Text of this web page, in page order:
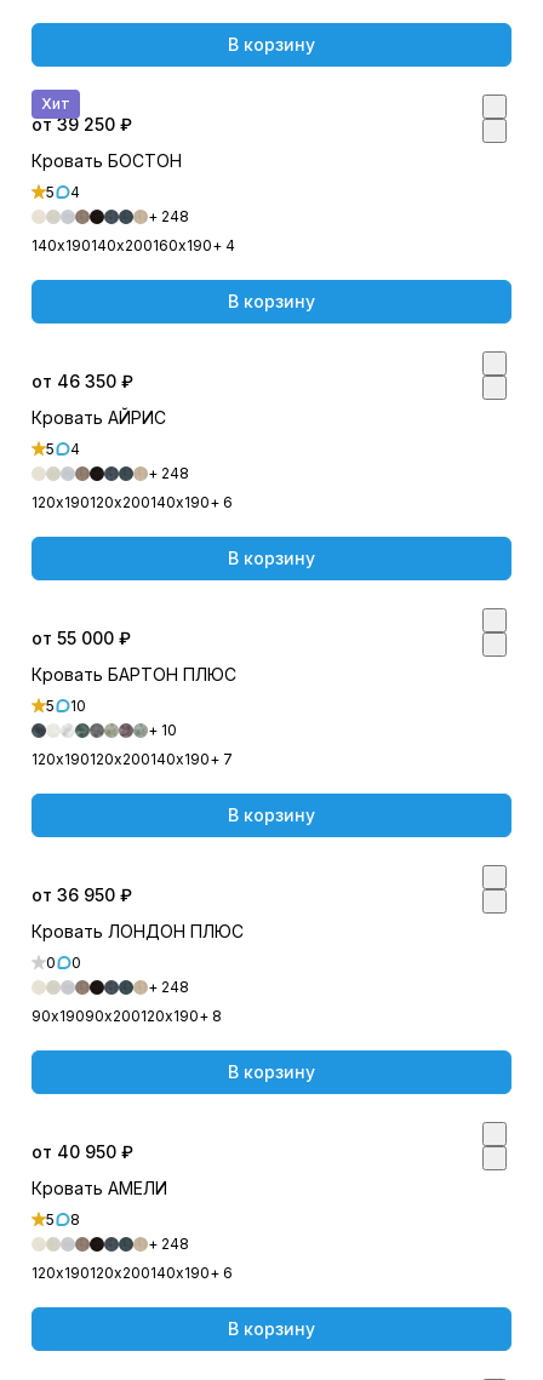
В корзину
Хит
от 39 250 ₽
Кровать БОСТОН
5
4
+ 248
140х190140х200160х190+ 4
В корзину
от 46 350 ₽
Кровать АЙРИС
5
4
+ 248
120х190120х200140х190+ 6
В корзину
от 55 000 ₽
Кровать БАРТОН ПЛЮС
5
10
+ 10
120х190120х200140х190+ 7
В корзину
от 36 950 ₽
Кровать ЛОНДОН ПЛЮС
0
0
+ 248
90х19090х200120х190+ 8
В корзину
от 40 950 ₽
Кровать АМЕЛИ
5
8
+ 248
120х190120х200140х190+ 6
В корзину